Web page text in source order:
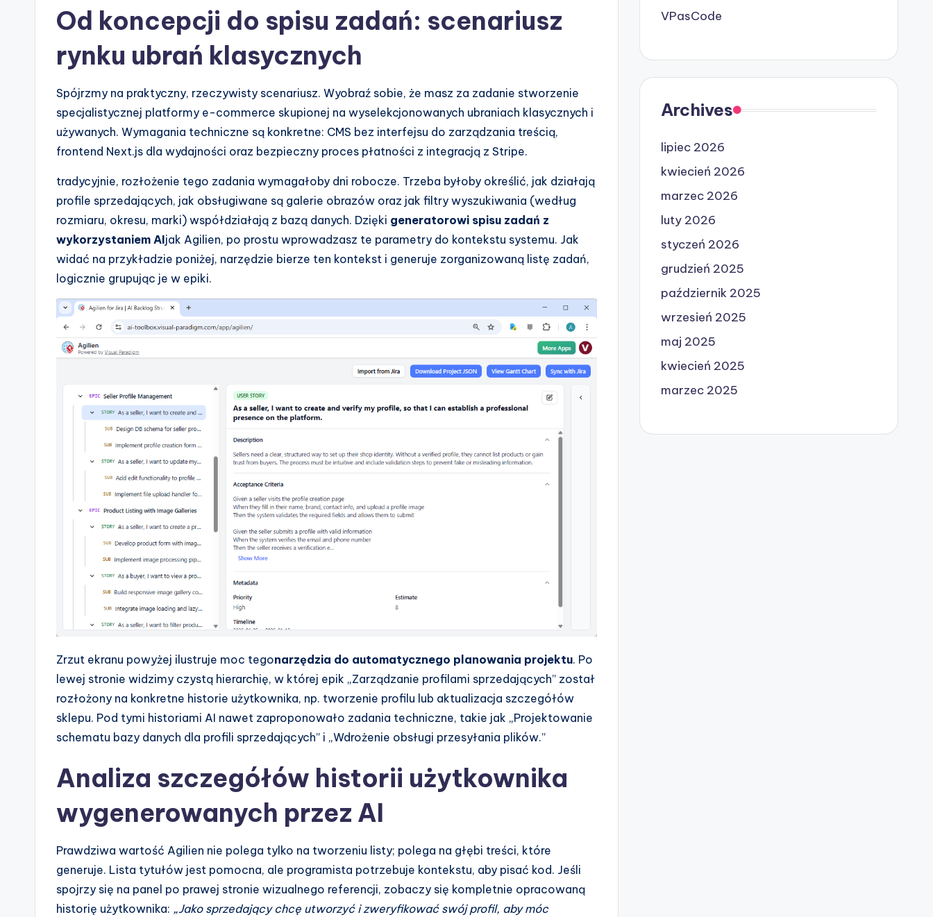
trOd koncepcji do spisu zadań: scenariusz
rynku ubrań klasycznych
Spójrzmy na praktyczny, rzeczywisty scenariusz. Wyobraź sobie, że masz za zadanie stworzenie
specjalistycznej platformy e-commerce skupionej na wyselekcjonowanych ubraniach klasycznych i
używanych. Wymagania techniczne są konkretne: CMS bez interfejsu do zarządzania treścią,
frontend Next.js dla wydajności oraz bezpieczny proces płatności z integracją z Stripe.
tradycyjnie, rozłożenie tego zadania wymagałoby dni robocze. Trzeba byłoby określić, jak działają
profile sprzedających, jak obsługiwane są galerie obrazów oraz jak filtry wyszukiwania (według
rozmiaru, okresu, marki) współdziałają z bazą danych. Dzięki generatorowi spisu zadań z
wykorzystaniem AIjak Agilien, po prostu wprowadzasz te parametry do kontekstu systemu. Jak
widać na przykładzie poniżej, narzędzie bierze ten kontekst i generuje zorganizowaną listę zadań,
logicznie grupując je w epiki.
Zrzut ekranu powyżej ilustruje moc tegonarzędzia do automatycznego planowania projektu. Po
lewej stronie widzimy czystą hierarchię, w której epik „Zarządzanie profilami sprzedających” został
rozłożony na konkretne historie użytkownika, np. tworzenie profilu lub aktualizacja szczegółów
sklepu. Pod tymi historiami AI nawet zaproponowało zadania techniczne, takie jak „Projektowanie
schematu bazy danych dla profili sprzedających” i „Wdrożenie obsługi przesyłania plików.”
Analiza szczegółów historii użytkownika
wygenerowanych przez AI
Prawdziwa wartość Agilien nie polega tylko na tworzeniu listy; polega na głębi treści, które
generuje. Lista tytułów jest pomocna, ale programista potrzebuje kontekstu, aby pisać kod. Jeśli
spojrzy się na panel po prawej stronie wizualnego referencji, zobaczy się kompletnie opracowaną
historię użytkownika: „Jako sprzedający chcę utworzyć i zweryfikować swój profil, aby móc
VPasCode
Archives
lipiec 2026
kwiecień 2026
marzec 2026
luty 2026
styczeń 2026
grudzień 2025
październik 2025
wrzesień 2025
maj 2025
kwiecień 2025
marzec 2025